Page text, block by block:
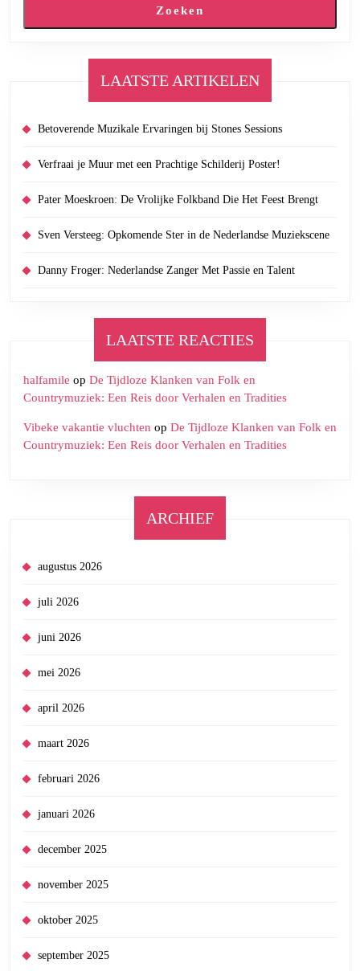
Zoeken
LAATSTE ARTIKELEN
Betoverende Muzikale Ervaringen bij Stones Sessions
Verfraai je Muur met een Prachtige Schilderij Poster!
Pater Moeskroen: De Vrolijke Folkband Die Het Feest Brengt
Sven Versteeg: Opkomende Ster in de Nederlandse Muziekscene
Danny Froger: Nederlandse Zanger Met Passie en Talent
LAATSTE REACTIES
halfamile op De Tijdloze Klanken van Folk en
Countrymuziek: Een Reis door Verhalen en Tradities
Vibeke vakantie vluchten op De Tijdloze Klanken van Folk en
Countrymuziek: Een Reis door Verhalen en Tradities
ARCHIEF
augustus 2026
juli 2026
juni 2026
mei 2026
april 2026
maart 2026
februari 2026
januari 2026
december 2025
november 2025
oktober 2025
september 2025